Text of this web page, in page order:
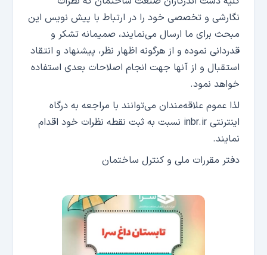
نگارشی و تخصصی خود را در ارتباط با پیش نویس این
مبحث برای ما ارسال می‌نمایند، صمیمانه تشکر و
قدردانی نموده و از هرگونه اظهار نظر، پیشنهاد و انتقاد
استقبال و از آنها جهت انجام اصلاحات بعدی استفاده
خواهد نمود.
لذا عموم علاقه‌مندان می‌توانند با مراجعه به درگاه
اینترنتی inbr.ir نسبت به ثبت نقطه نظرات خود اقدام
نمایند.
دفتر مقررات ملی و کنترل ساختمان